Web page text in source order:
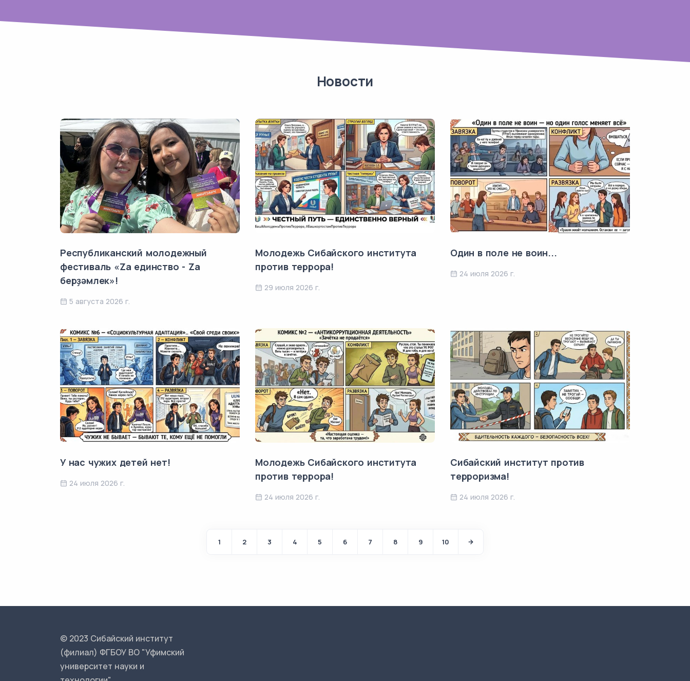
Новости
Республиканский молодежный
фестиваль «Za единство - Za
берҙәмлек»!
5 августа 2026 г.
Молодежь Сибайского института
против террора!
29 июля 2026 г.
Один в поле не воин...
24 июля 2026 г.
У нас чужих детей нет!
24 июля 2026 г.
Молодежь Сибайского института
против террора!
24 июля 2026 г.
Сибайский институт против
терроризма!
24 июля 2026 г.
1 2 3 4 5 6 7 8 9 10
© 2023 Сибайский институт
(филиал) ФГБОУ ВО "Уфимский
университет науки и